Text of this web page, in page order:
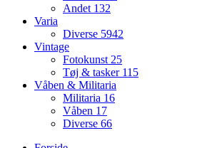
Andet 132
Varia
Diverse 5942
Vintage
Fotokunst25
Tøj & tasker 115
Våben & Militaria
Militaria 16
Våben 17
Diverse 66